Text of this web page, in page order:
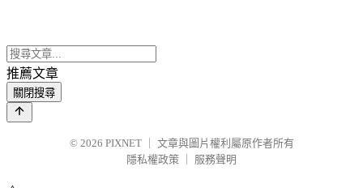
推薦文章
關閉搜尋
© 2026 PIXNET
文章與圖片權利屬原作者所有
隱私權政策
服務聲明